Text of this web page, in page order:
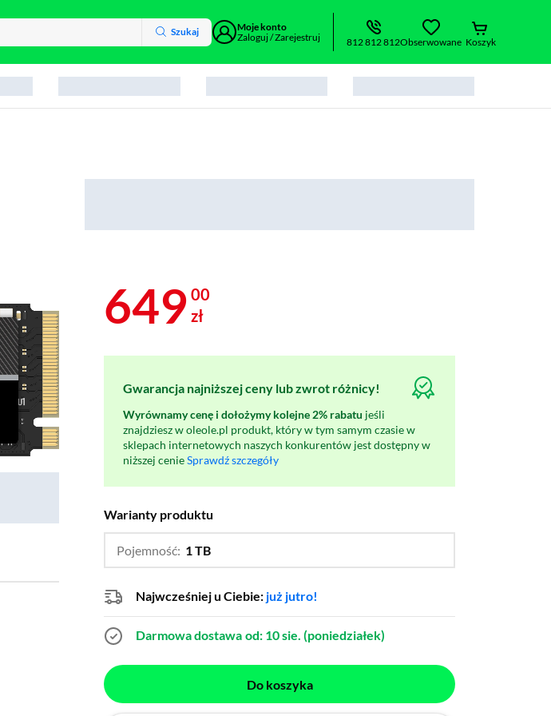
Szukaj
Moje konto
Zaloguj / Zarejestruj
812 812 812Obserwowane Koszyk
649 00
zł
Gwarancja najniższej ceny lub zwrot różnicy!
Wyrównamy cenę i dołożymy kolejne 2% rabatu jeśli
znajdziesz w oleole.pl produkt, który w tym samym czasie w
sklepach internetowych naszych konkurentów jest dostępny w
niższej cenieSprawdź szczegóły
Warianty produktu
Pojemność: 1 TB
Najwcześniej u Ciebie: już jutro!
Darmowa dostawa od: 10 sie. (poniedziałek)
Do koszyka